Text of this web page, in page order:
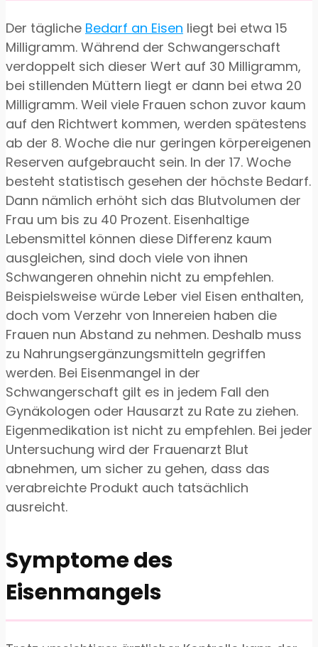
Der tägliche Bedarf an Eisen liegt bei etwa 15
Milligramm. Während der Schwangerschaft
verdoppelt sich dieser Wert auf 30 Milligramm,
bei stillenden Müttern liegt er dann bei etwa 20
Milligramm. Weil viele Frauen schon zuvor kaum
auf den Richtwert kommen, werden spätestens
ab der 8. Woche die nur geringen körpereigenen
Reserven aufgebraucht sein. In der 17. Woche
besteht statistisch gesehen der höchste Bedarf.
Dann nämlich erhöht sich das Blutvolumen der
Frau um bis zu 40 Prozent. Eisenhaltige
Lebensmittel können diese Differenz kaum
ausgleichen, sind doch viele von ihnen
Schwangeren ohnehin nicht zu empfehlen.
Beispielsweise würde Leber viel Eisen enthalten,
doch vom Verzehr von Innereien haben die
Frauen nun Abstand zu nehmen. Deshalb muss
zu Nahrungsergänzungsmitteln gegriffen
werden. Bei Eisenmangel in der
Schwangerschaft gilt es in jedem Fall den
Gynäkologen oder Hausarzt zu Rate zu ziehen.
Eigenmedikation ist nicht zu empfehlen. Bei jeder
Untersuchung wird der Frauenarzt Blut
abnehmen, um sicher zu gehen, dass das
verabreichte Produkt auch tatsächlich
ausreicht.
Symptome des
Eisenmangels